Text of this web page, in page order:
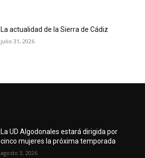
La actualidad de la Sierra de Cádiz
julio 31, 2026
La UD Algodonales estará dirigida por
cinco mujeres la próxima temporada
agosto 3, 2026